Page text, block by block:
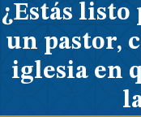
¿Estás
un pastor,
iglesia en